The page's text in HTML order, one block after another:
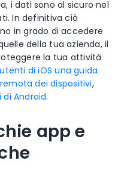
i dati sono al sicuro nel
In definitiva ciò
in grado di accedere
della tua azienda, il
la tua attività
di iOS una guida
dei dispositivi,
Android.
app e